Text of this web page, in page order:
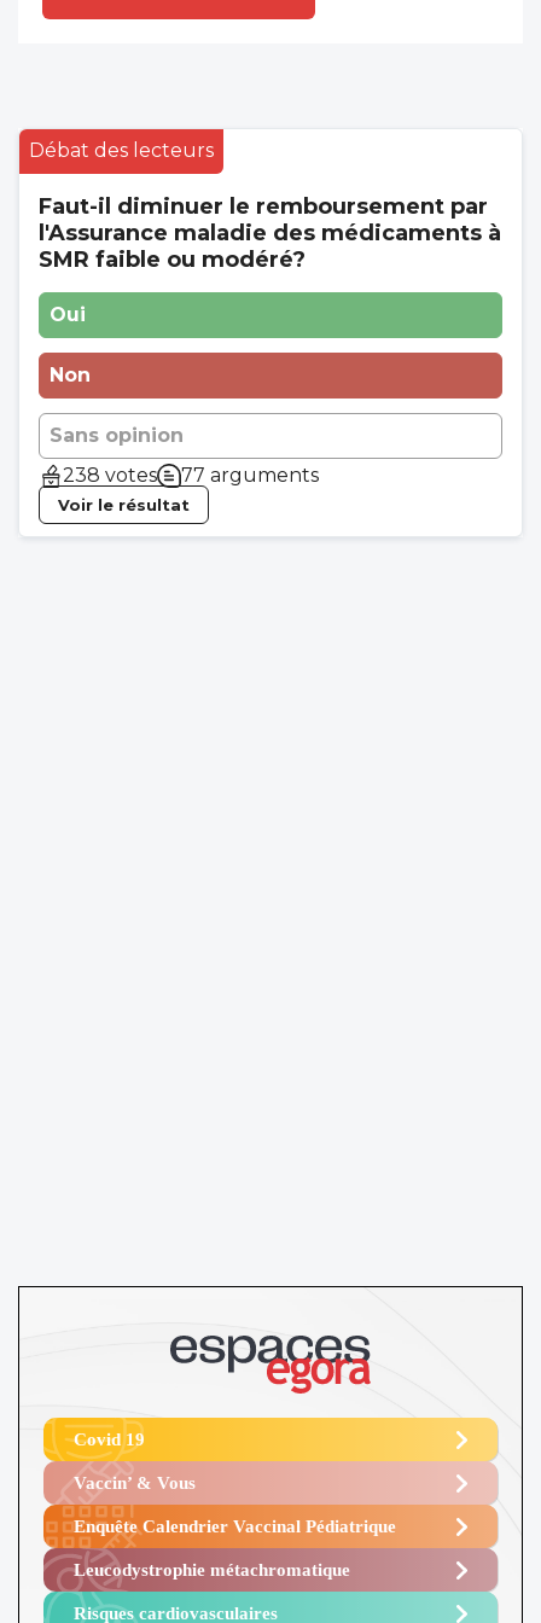
justement ce que craignaient les syndicats
Débat des lecteurs
Faut-il diminuer le remboursement par
l'Assurance maladie des médicaments à
SMR faible ou modéré?
Oui
Non
Sans opinion
238 votes
77 arguments
Voir le résultat
Covid 19
Vaccin’ & Vous
Enquête Calendrier Vaccinal Pédiatrique
Leucodystrophie métachromatique
Risques cardiovasculaires